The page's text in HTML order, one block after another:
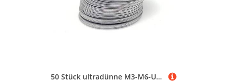
50 Stück ultradünne M3-M6-Unterlegscheiben aus Edelstahl – hochpräzise SUS304-Dichtungen for Einstellen und Unterlegen(6x8x0.5mm)